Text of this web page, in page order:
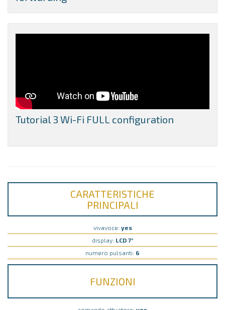
Tutorial 3 Wi-Fi FULL configuration
CARATTERISTICHE
PRINCIPALI
vivavoce: yes
display: LCD 7"
numero pulsanti: 6
FUNZIONI